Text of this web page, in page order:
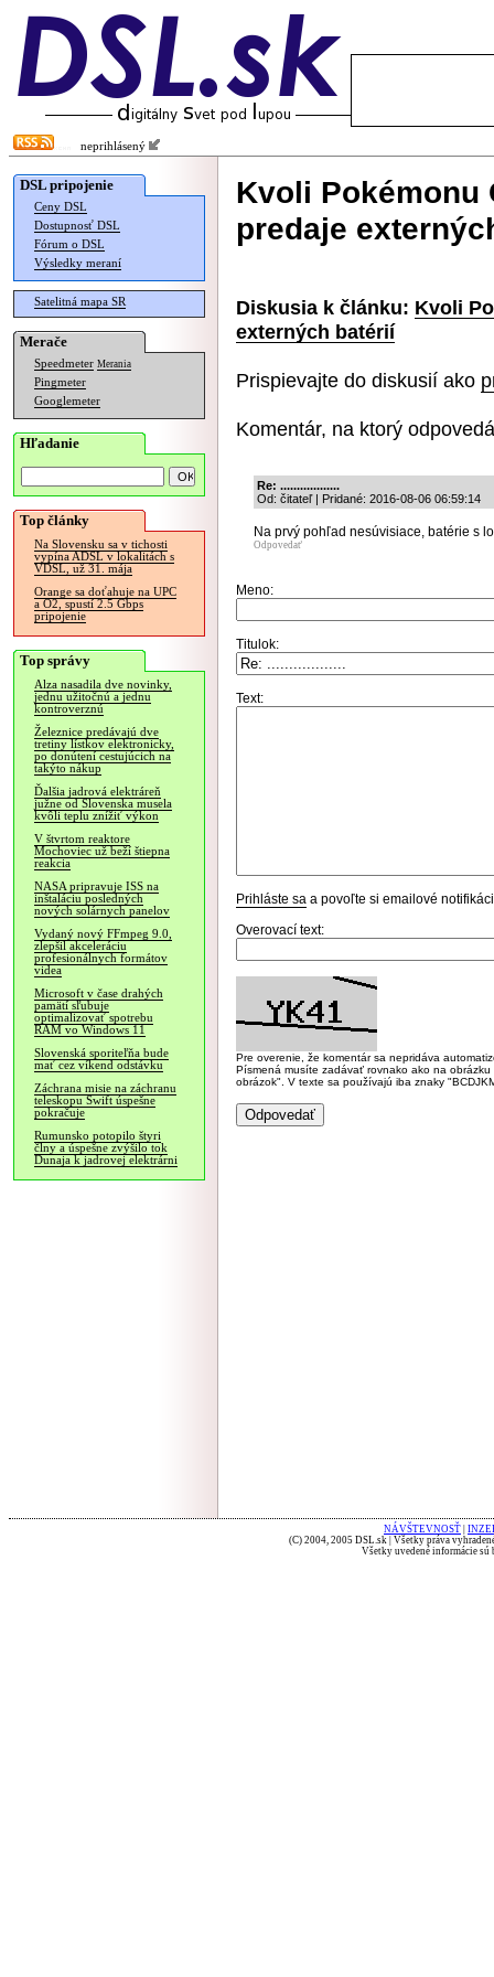
neprihlásený
DSL pripojenie
Ceny DSL
Dostupnosť DSL
Fórum o DSL
Výsledky meraní
Satelitná mapa SR
Merače
Speedmeter Merania
Pingmeter
Googlemeter
Hľadanie
Top články
Na Slovensku sa v tichosti
vypína ADSL v lokalitách s
VDSL, už 31. mája
Orange sa doťahuje na UPC
a O2, spustí 2.5 Gbps
pripojenie
Top správy
Alza nasadila dve novinky,
jednu užitočnú a jednu
kontroverznú
Železnice predávajú dve
tretiny lístkov elektronicky,
po donútení cestujúcich na
takýto nákup
Ďalšia jadrová elektráreň
južne od Slovenska musela
kvôli teplu znížiť výkon
V štvrtom reaktore
Mochoviec už beží štiepna
reakcia
NASA pripravuje ISS na
inštaláciu posledných
nových solárnych panelov
Vydaný nový FFmpeg 9.0,
zlepšil akceleráciu
profesionálnych formátov
videa
Microsoft v čase drahých
pamätí sľubuje
optimalizovať spotrebu
RAM vo Windows 11
Slovenská sporiteľňa bude
mať cez víkend odstávku
Záchrana misie na záchranu
teleskopu Swift úspešne
pokračuje
Rumunsko potopilo štyri
člny a úspešne zvýšilo tok
Dunaja k jadrovej elektrárni
Kvoli Pokémonu
predaje
Diskusia k článku: Kvoli
externých batérií
Prispievajte do diskusií ako
Komentár, na ktorý
Re: ..................
Od: čitateľ | Pridané: 2016-08-06 06:59:14
Na prvý pohľad nesúvisiace, batérie s
Odpovedať
Meno:
Titulok:
Text:
Prihláste sa a povoľte si emailové
Overovací text:
Pre overenie, že komentár sa nepridáva
Písmená musíte zadávať rovnako ako na
obrázok". V texte sa používajú iba znaky
NÁVŠTEVNOSŤ
(C) 2004, 2005 DSL.sk | Všetky práva
Všetky uvedené informácie sú